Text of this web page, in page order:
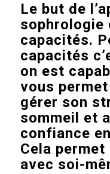
Le but de
sophrologie
capacités.
capacités
on est
vous
gérer son
sommeil et
confiance
Cela permet
avec soi-